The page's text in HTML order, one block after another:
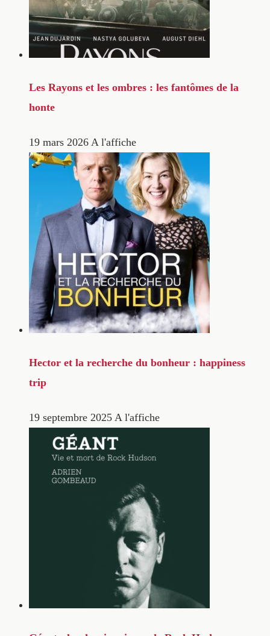
Les Rayons et les ombres : les fantômes de la
honte
19 mars 2026 A l'affiche
Hector et la recherche du bonheur : happiness
trip
19 septembre 2025 A l'affiche